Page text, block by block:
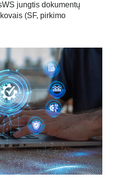
jungtis dokumentų
(SF, pirkimo